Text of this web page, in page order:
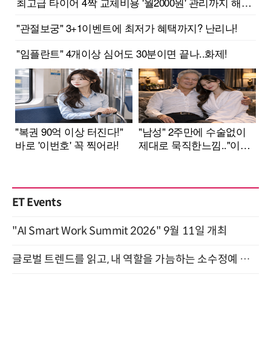
ET Events
"AI Smart Work Summit 2026" 9월 11일 개최
글로벌 트렌드를 읽고, 내 역할을 가늠하는 소수정예 실습 워크숍 (8/28)